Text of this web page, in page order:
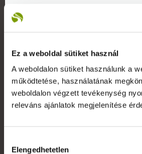
Ez a weboldal sütiket használ
A weboldalon sütiket használunk a
működtetése, használatának
weboldalon végzett tevékenység
releváns ajánlatok megjelenítése
kiválasztása
Elengedhetetlen
display reklámok gyártására alakult
gyártói kapacitással képesek
versenyképes árakkal kiszolgálni